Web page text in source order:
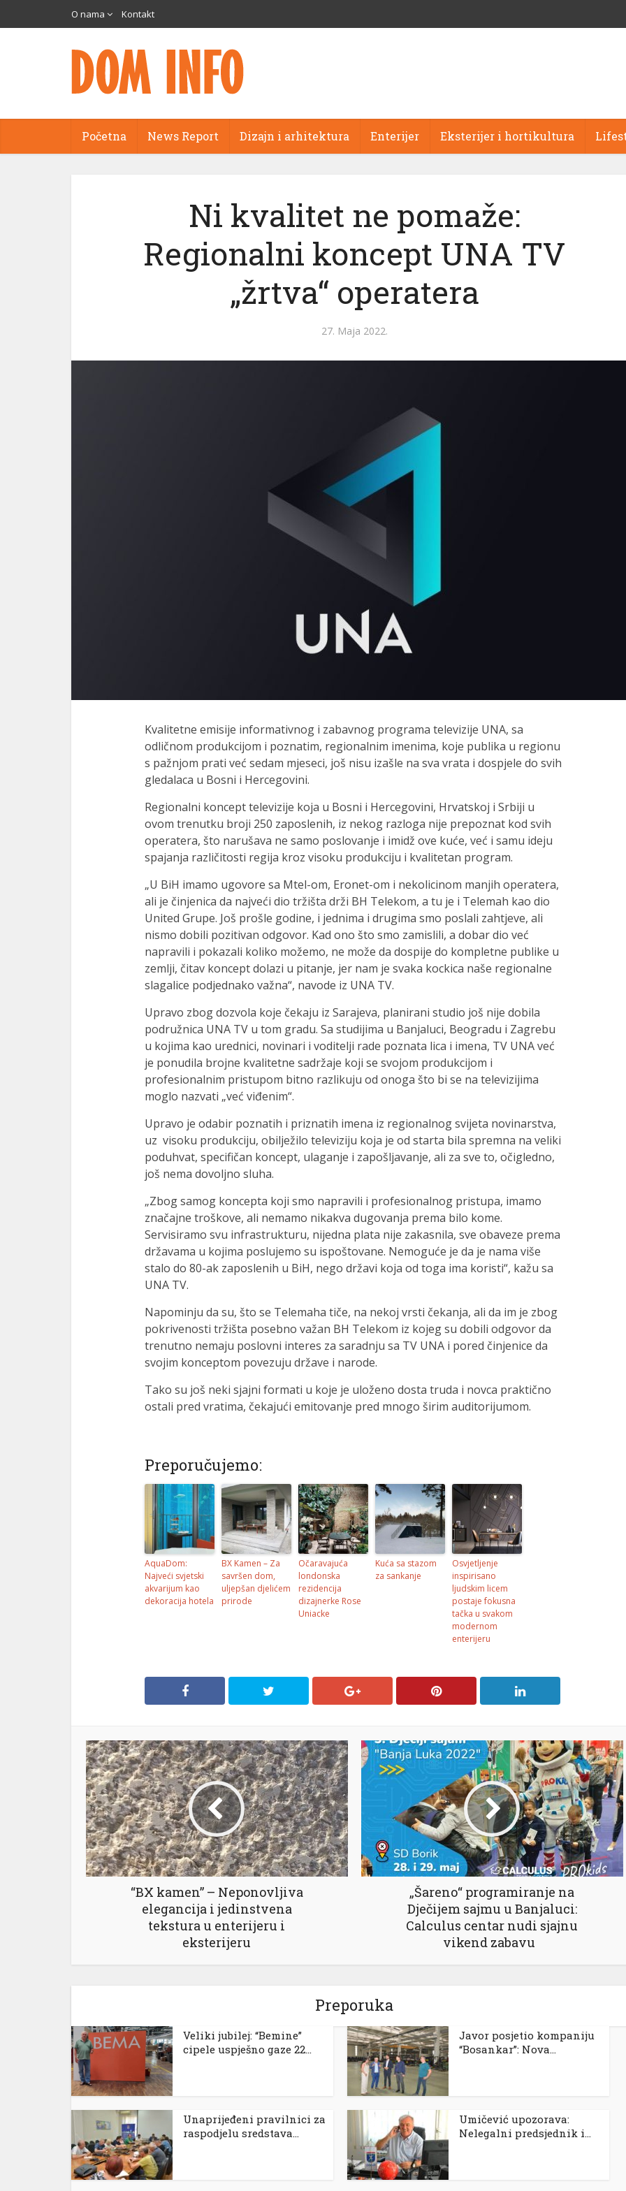
O nama Kontakt
Početna News Report Dizajn i arhitektura Enterijer Eksterijer i hortikultura
Ni kvalitet ne pomaže:
Regionalni koncept UNA TV
„žrtva“ operatera
27. Maja 2022.
Kvalitetne emisije informativnog i zabavnog programa televizije UNA, sa
odličnom produkcijom i poznatim, regionalnim imenima, koje publika u regionu
s pažnjom prati već sedam mjeseci, još nisu izašle na sva vrata i dospjele do svih
gledalaca u Bosni i Hercegovini.
Regionalni koncept televizije koja u Bosni i Hercegovini, Hrvatskoj i Srbiji u
ovom trenutku broji 250 zaposlenih, iz nekog razloga nije prepoznat kod svih
operatera, što narušava ne samo poslovanje i imidž ove kuće, već i samu ideju
spajanja različitosti regija kroz visoku produkciju i kvalitetan program.
„U BiH imamo ugovore sa Mtel-om, Eronet-om i nekolicinom manjih operatera,
ali je činjenica da najveći dio tržišta drži BH Telekom, a tu je i Telemah kao dio
United Grupe. Još prošle godine, i jednima i drugima smo poslali zahtjeve, ali
nismo dobili pozitivan odgovor. Kad ono što smo zamislili, a dobar dio već
napravili i pokazali koliko možemo, ne može da dospije do kompletne publike u
zemlji, čitav koncept dolazi u pitanje, jer nam je svaka kockica naše regionalne
slagalice podjednako važna“, navode iz UNA TV.
Upravo zbog dozvola koje čekaju iz Sarajeva, planirani studio još nije dobila
podružnica UNA TV u tom gradu. Sa studijima u Banjaluci, Beogradu i Zagrebu
u kojima kao urednici, novinari i voditelji rade poznata lica i imena, TV UNA već
je ponudila brojne kvalitetne sadržaje koji se svojom produkcijom i
profesionalnim pristupom bitno razlikuju od onoga što bi se na televizijima
moglo nazvati „već viđenim“.
Upravo je odabir poznatih i priznatih imena iz regionalnog svijeta novinarstva,
uz visoku produkciju, obilježilo televiziju koja je od starta bila spremna na veliki
poduhvat, specifičan koncept, ulaganje i zapošljavanje, ali za sve to, očigledno,
još nema dovoljno sluha.
„Zbog samog koncepta koji smo napravili i profesionalnog pristupa, imamo
značajne troškove, ali nemamo nikakva dugovanja prema bilo kome.
Servisiramo svu infrastrukturu, nijedna plata nije zakasnila, sve obaveze prema
državama u kojima poslujemo su ispoštovane. Nemoguće je da je nama više
stalo do 80-ak zaposlenih u BiH, nego državi koja od toga ima koristi“, kažu sa
UNA TV.
Napominju da su, što se Telemaha tiče, na nekoj vrsti čekanja, ali da im je zbog
pokrivenosti tržišta posebno važan BH Telekom iz kojeg su dobili odgovor da
trenutno nemaju poslovni interes za saradnju sa TV UNA i pored činjenice da
svojim konceptom povezuju države i narode.
Tako su još neki sjajni formati u koje je uloženo dosta truda i novca praktično
ostali pred vratima, čekajući emitovanje pred mnogo širim auditorijumom.
Preporučujemo:
AquaDom:
Najveći svjetski
akvarijum kao
dekoracija hotela
BX Kamen – Za
savršen dom,
uljepšan djelićem
prirode
Očaravajuća
londonska
rezidencija
dizajnerke Rose
Uniacke
Kuća sa stazom
za sankanje
Osvjetljenje
inspirisano
ljudskim licem
postaje fokusna
tačka u svakom
modernom
enterijeru
“BX kamen” – Neponovljiva
elegancija i jedinstvena
tekstura u enterijeru i
eksterijeru
„Šareno“ programiranje na
Dječijem sajmu u Banjaluci:
Calculus centar nudi sjajnu
vikend zabavu
Preporuka
Veliki jubilej: “Bemine”
cipele uspješno gaze 22...
Javor posjetio kompaniju
“Bosankar”: Nova...
Unaprijeđeni pravilnici za
raspodjelu sredstava...
Umičević upozorava:
Nelegalni predsjednik i...